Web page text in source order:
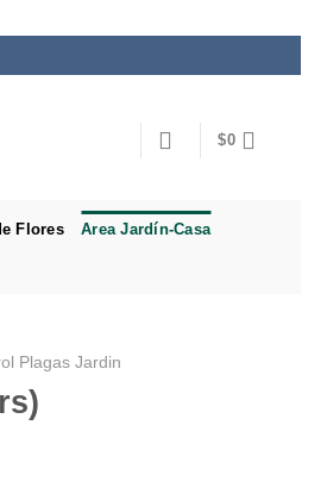
$0
Flores Area Jardín-Casa
Plagas Jardin